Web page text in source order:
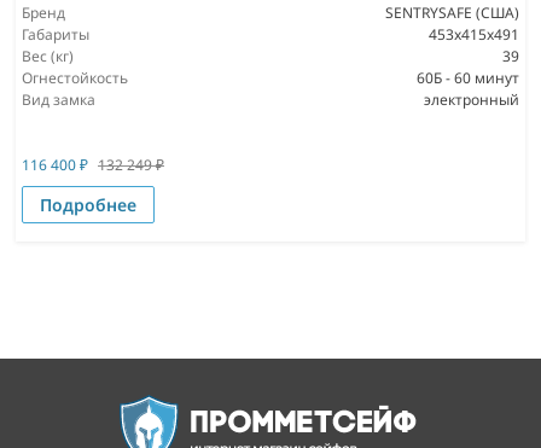
Бренд
SENTRYSAFE (США)
Габариты
453x415x491
Вес (кг)
39
Огнестойкость
60Б - 60 минут
Вид замка
электронный
116 400₽ 132 249₽
Подробнее